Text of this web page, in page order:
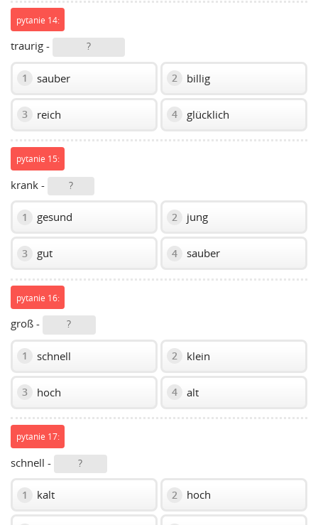
pytanie 14:
traurig - ?
1 sauber 2 billig
3 reich 4 glücklich
pytanie 15:
krank - ?
1 gesund 2 jung
3 gut 4 sauber
pytanie 16:
groß - ?
1 schnell 2 klein
3 hoch 4 alt
pytanie 17:
schnell - ?
1 kalt 2 hoch